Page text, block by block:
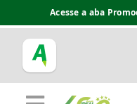
Acesse a aba